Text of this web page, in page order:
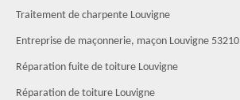
Traitement de charpente Louvigne
Entreprise de maçonnerie, maçon Louvigne 53210
Réparation fuite de toiture Louvigne
Réparation de toiture Louvigne